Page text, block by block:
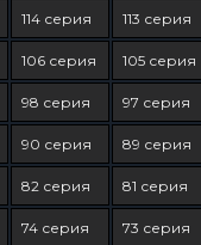
114 серия 113 серия
106 серия 105 серия
98 серия 97 серия
90 серия 89 серия
82 серия 81 серия
74 серия 73 серия